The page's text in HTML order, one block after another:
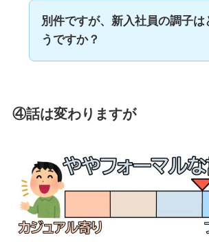
別件ですが、新入社員の調子は
うですか？
④話は変わりますが